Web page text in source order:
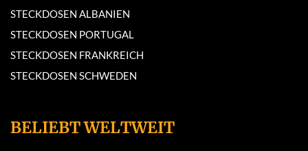
STECKDOSEN ALBANIEN
STECKDOSEN PORTUGAL
STECKDOSEN FRANKREICH
STECKDOSEN SCHWEDEN
BELIEBT WELTWEIT